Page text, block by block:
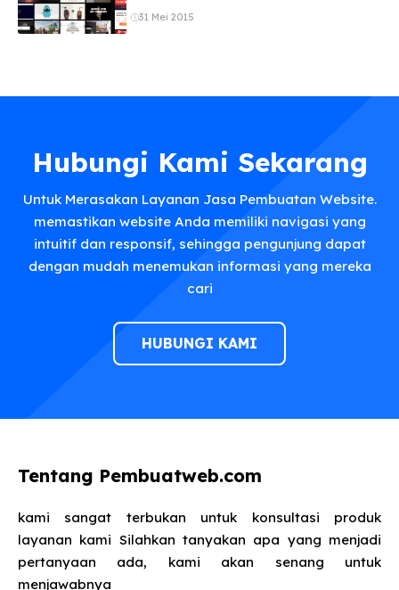
31 Mei 2015
Hubungi Kami Sekarang
Untuk Merasakan Layanan Jasa Pembuatan Website.
memastikan website Anda memiliki navigasi yang
intuitif dan responsif, sehingga pengunjung dapat
dengan mudah menemukan informasi yang mereka
cari
HUBUNGI KAMI
Tentang Pembuatweb.com
kami sangat terbukan untuk konsultasi produk
layanan kami Silahkan tanyakan apa yang menjadi
pertanyaan ada, kami akan senang untuk
menjawabnya​